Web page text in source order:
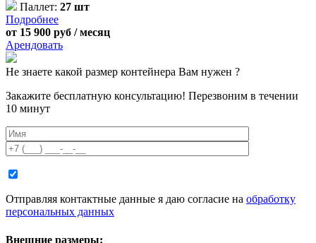
Паллет: 27 шт
Подробнее
от 15 900 руб / месяц
Арендовать
Не знаете какой размер контейнера Вам нужен ?
Закажите бесплатную консультацию! Перезвоним в течении
10 минут
Отправляя контактные данные я даю согласие на обработку
персональных данных
Внешние размеры: